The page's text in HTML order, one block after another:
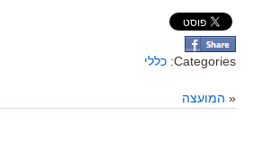
Categories: כללי
« המועצה